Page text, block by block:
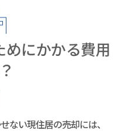
にかかる費用
ない現住居の売却には、